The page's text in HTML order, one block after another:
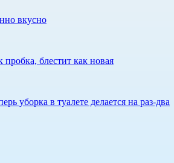
вкусно
пробка, блестит как новая
уборка в туалете делается на раз-два